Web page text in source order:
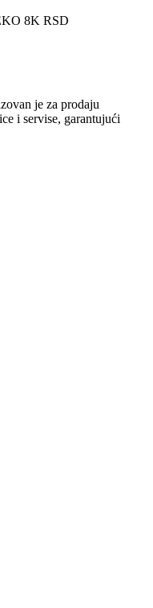
8K RSD
je za prodaju
i servise, garantujući